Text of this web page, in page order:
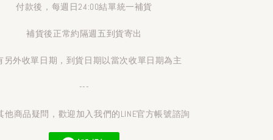
付款後，每週日24:00結單統一補貨
補貨後正常約隔週五到貨寄出
另外收單日期，到貨日期以當次收單日期為主
---
他商品疑問，歡迎加入我們的LINE官方帳號諮詢